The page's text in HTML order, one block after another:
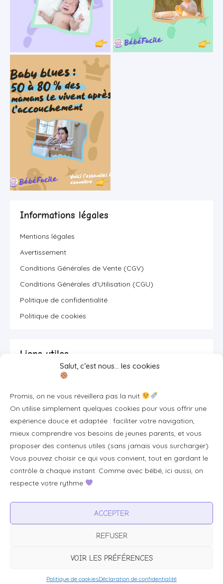
Salut, c’est nous… les cookies
Promis, on ne vous réveillera pas la nuit
On utilise simplement quelques cookies pour vous offrir une
expérience douce et adaptée : faciliter votre navigation,
mieux comprendre vos besoins de jeunes parents, et vous
proposer des contenus utiles (sans jamais vous surcharger).
Vous pouvez choisir ce qui vous convient, tout en gardant le
contrôle à chaque instant. Comme avec bébé, ici aussi, on
respecte votre rythme
ACCEPTER
REFUSER
VOIR LES PRÉFÉRENCES
Politique de cookiesDéclaration de confidentialité
Informations légales
Mentions légales
Avertissement
Conditions Générales de Vente (CGV)
Conditions Générales d'Utilisation (CGU)
Politique de confidentialité
Politique de cookies
Liens utiles
Se connecter/S'inscrire
FAQ / Livraison & accès
À propos
Plan du site
Tous les articles
Professionnels & partenariats
Visibilité pour votre marque
Proposer un produit ou un service